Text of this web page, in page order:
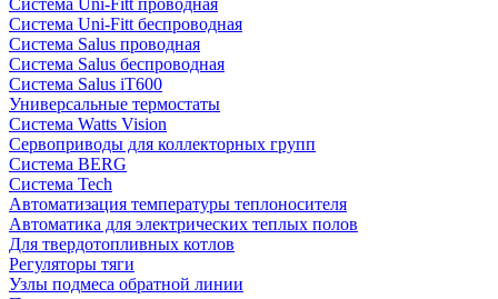
Система Uni-Fitt беспроводная
Система Salus проводная
Система Salus беспроводная
Система Salus iT600
Универсальные термостаты
Система Watts Vision
Сервоприводы для коллекторных групп
Система BERG
Система Tech
Автоматизация температуры теплоносителя
Автоматика для электрических теплых полов
Для твердотопливных котлов
Регуляторы тяги
Узлы подмеса обратной линии